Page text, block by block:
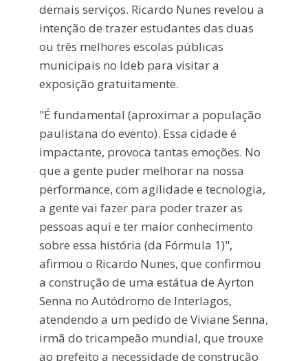
demais serviços. Ricardo Nunes revelou a
intenção de trazer estudantes das duas
ou três melhores escolas públicas
municipais no Ideb para visitar a
exposição gratuitamente.
"É fundamental (aproximar a população
paulistana do evento). Essa cidade é
impactante, provoca tantas emoções. No
que a gente puder melhorar na nossa
performance, com agilidade e tecnologia,
a gente vai fazer para poder trazer as
pessoas aqui e ter maior conhecimento
sobre essa história (da Fórmula 1)",
afirmou o Ricardo Nunes, que confirmou
a construção de uma estátua de Ayrton
Senna no Autódromo de Interlagos,
atendendo a um pedido de Viviane Senna,
irmã do tricampeão mundial, que trouxe
ao prefeito a necessidade de construção